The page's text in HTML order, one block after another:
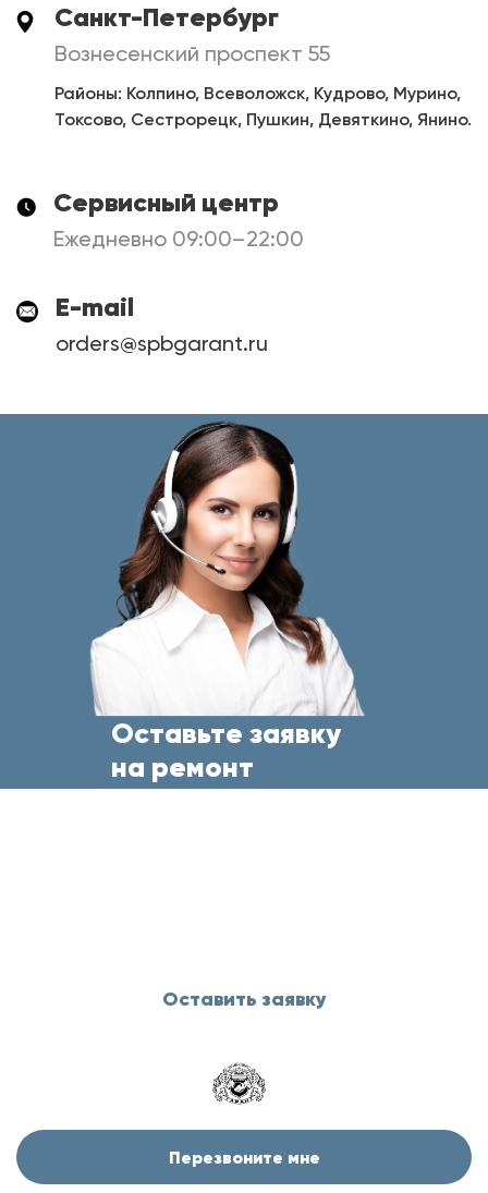
Санкт-Петербург
Вознесенский проспект 55
Районы: Колпино, Всеволожск, Кудрово, Мурино,
Токсово, Сестрорецк, Пушкин, Девяткино, Янино.
Сервисный центр
Ежедневно 09:00–22:00
E-mail
orders@spbgarant.ru
Оставьте заявку
на ремонт
Оставить заявку
Перезвоните мне